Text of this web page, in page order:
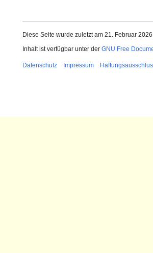
Diese Seite wurde zuletzt am 21. Februar
Inhalt ist verfügbar unter der GNU Free
Datenschutz Impressum